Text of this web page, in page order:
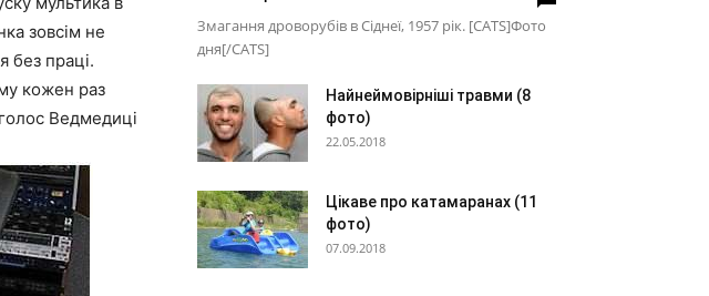
зовсім не
без праці.
кожен раз
Ведмедиці
Змагання дроворубів в Сіднеї, 1957 рік. [CATS]Фото
дня[/CATS]
Найнеймовірніші травми (8
фото)
22.05.2018
Цікаве про катамаранах (11
фото)
07.09.2018